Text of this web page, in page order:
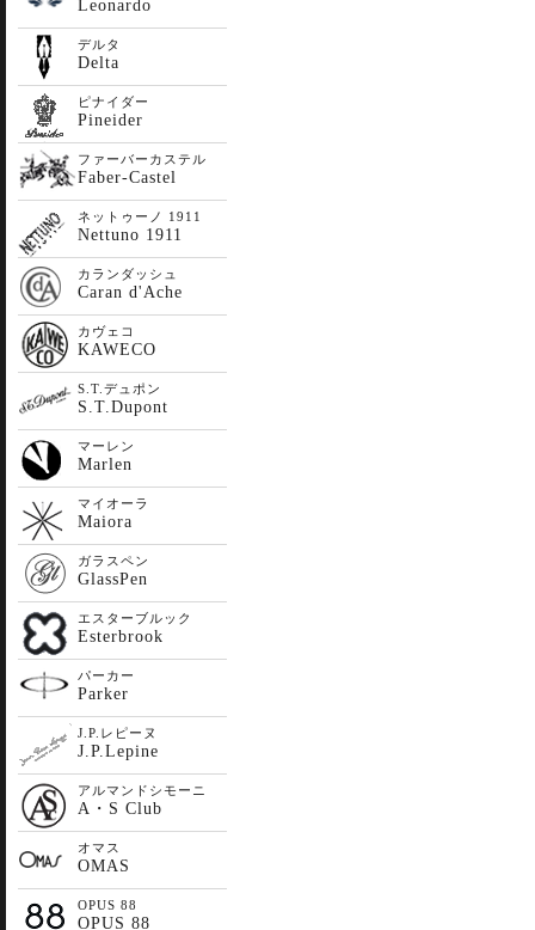
Leonardo
デルタ
Delta
ピナイダー
Pineider
ファーバーカステル
Faber-Castel
ネットゥーノ 1911
Nettuno 1911
カランダッシュ
Caran d'Ache
カヴェコ
KAWECO
S.T.デュポン
S.T.Dupont
マーレン
Marlen
マイオーラ
Maiora
ガラスペン
GlassPen
エスターブルック
Esterbrook
パーカー
Parker
J.P.レピーヌ
J.P.Lepine
アルマンドシモーニ
A・S Club
オマス
OMAS
OPUS 88
OPUS 88